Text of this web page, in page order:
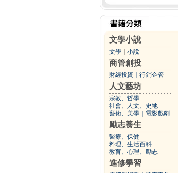
文學小說
文學 小說
商管創投
財經投資 行銷企管
人文藝坊
宗教、哲學
社會、人文、史地
藝術、美學
電影戲劇
勵志養生
醫療、保健
料理、生活百科
教育、心理、勵志
進修學習